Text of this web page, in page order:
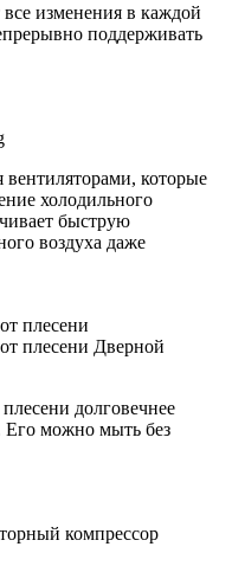
изменения в каждой
поддерживать
которые
холодильного
быструю
воздуха даже
Дверной
долговечнее
Его можно мыть без
компрессор